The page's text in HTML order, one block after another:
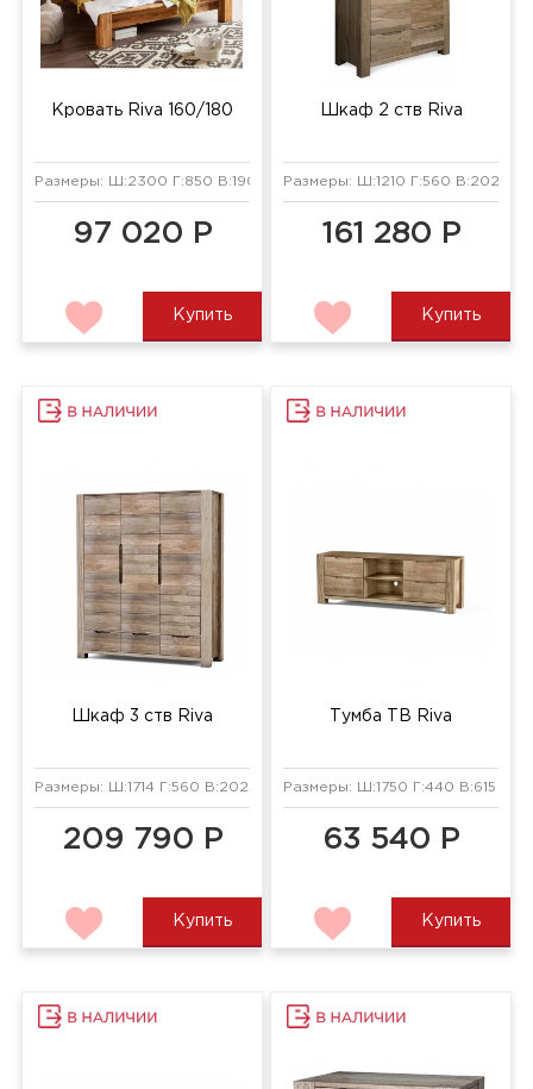
Кровать Riva 160/180
Размеры: Ш:2300 Г:850 В:1900 мм
97 020 Р
Купить
Шкаф 2 ств Riva
Размеры: Ш:1210 Г:560 В:2025 мм
161 280 Р
Купить
Шкаф 3 ств Riva
Размеры: Ш:1714 Г:560 В:2025 мм
209 790 Р
Купить
Тумба ТВ Riva
Размеры: Ш:1750 Г:440 В:615 мм
63 540 Р
Купить